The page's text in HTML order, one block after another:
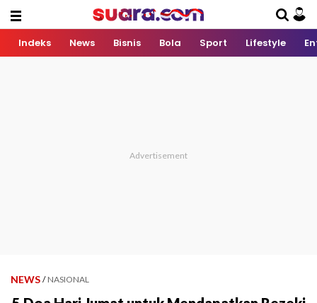
Indeks News Bisnis Bola Sport Lifestyle
NEWS / NASIONAL